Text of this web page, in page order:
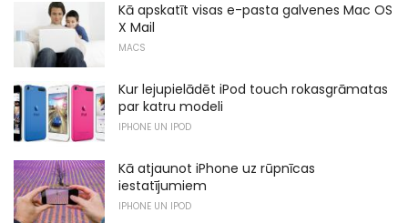
Kā apskatīt visas e-pasta galvenes Mac OS
X Mail
MACS
Kur lejupielādēt iPod touch rokasgrāmatas
par katru modeli
IPHONE UN IPOD
Kā atjaunot iPhone uz rūpnīcas
iestatījumiem
IPHONE UN IPOD